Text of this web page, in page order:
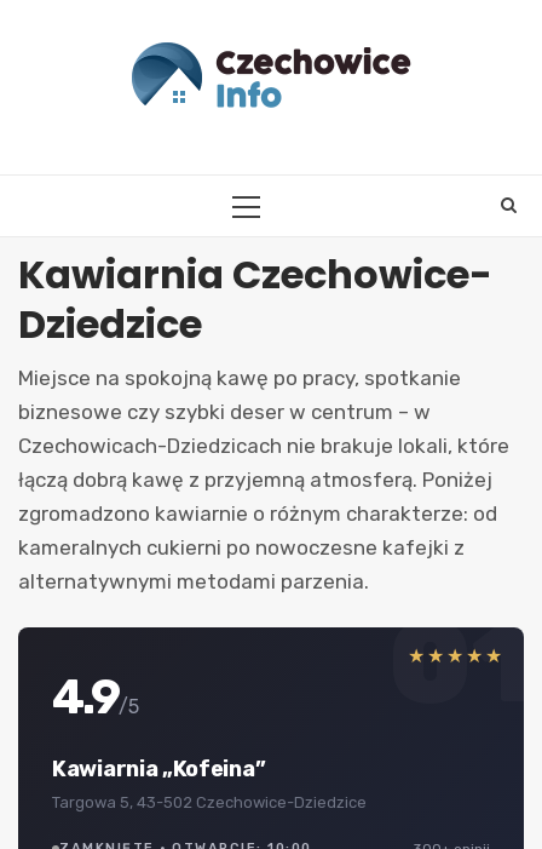
PRIMARY
Kawiarnia Czechowice-
Dziedzice
Miejsce na spokojną kawę po pracy, spotkanie
biznesowe czy szybki deser w centrum – w
Czechowicach-Dziedzicach nie brakuje lokali, które
łączą dobrą kawę z przyjemną atmosferą. Poniżej
zgromadzono kawiarnie o różnym charakterze: od
kameralnych cukierni po nowoczesne kafejki z
alternatywnymi metodami parzenia.
01
★★★★★
4.9/5
Kawiarnia „Kofeina”
Targowa 5, 43-502 Czechowice-Dziedzice